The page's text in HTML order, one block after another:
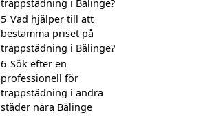
trappstädning i Bälinge?
5 Vad hjälper till att
bestämma priset på
trappstädning i Bälinge?
6 Sök efter en
professionell för
trappstädning i andra
städer nära Bälinge